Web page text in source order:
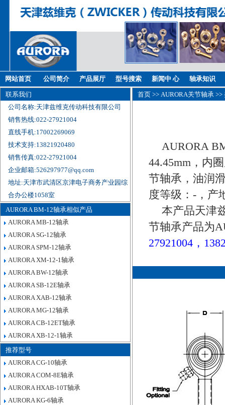
网站首页 公司简介 产品展厅 型号搜索 新闻中 心 轴承知识
联系我们
公司名称:天津兹维克传动科技有限公司
销售热线:022-27921004
直线手机:17002269069
技术支持:13821920480
销售传真:022-27921004
企业邮箱:526297977@qq.com
地址:天津市武清区京津电子商务产业园综
合办公楼1058室
AURORA BM-12轴承相似产品
AURORA MB-12轴承
AURORA SG-12轴承
AURORA SPM-12轴承
AURORA XM-12-1轴承
AURORA BW-12轴承
AURORA SB-12E轴承
AURORA XAB-12轴承
AURORA MG-12轴承
AURORA CB-12ET轴承
AURORA XB-12-1轴承
推荐型号
AURORA CG-10轴承
AURORA COM-8E轴承
AURORA HXAB-10T轴承
AURORA KG-6轴承
首页 >> AURORA关节轴承 >>
AURORA
44.45mm，内
节轴承，油润
度等级：-，产
本产品天津
节轴承产品为
27921004，